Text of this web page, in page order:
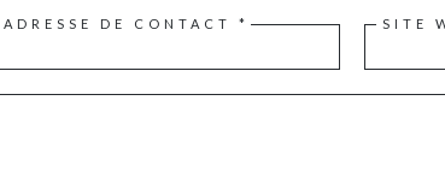
ADRESSE DE CONTACT* SITE